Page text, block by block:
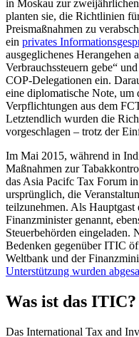
in Moskau zur
planten sie, die Richtlinien
Preismaßnahmen zu
ein privates
ausgeglichenes Herangehen
Verbrauchssteuern gebe“
COP-Delegationen ein.
eine diplomatische Note, um
Verpflichtungen aus dem
Letztendlich wurden die
vorgeschlagen – trotz der
Im Mai 2015, während in
Maßnahmen zur
das Asia Pacifc Tax Forum
ursprünglich, die
teilzunehmen. Als
Finanzminister genannt,
Steuerbehörden eingeladen.
Bedenken gegenüber ITIC
Weltbank und der
Unterstützung wurden
Was ist das ITIC?
Das International Tax and